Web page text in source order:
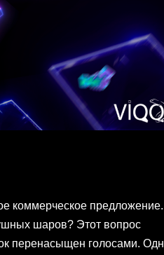
коммерческое предложение.
шаров? Этот вопрос
перенасыщен голосами.